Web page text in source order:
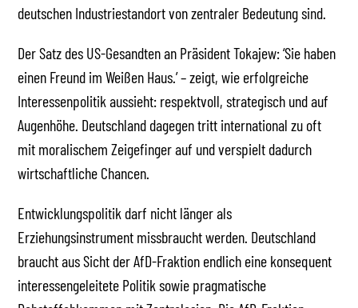
deutschen Industriestandort von zentraler Bedeutung sind.
Der Satz des US-Gesandten an Präsident Tokajew: ‘Sie haben
einen Freund im Weißen Haus.’ – zeigt, wie erfolgreiche
Interessenpolitik aussieht: respektvoll, strategisch und auf
Augenhöhe. Deutschland dagegen tritt international zu oft
mit moralischem Zeigefinger auf und verspielt dadurch
wirtschaftliche Chancen.
Entwicklungspolitik darf nicht länger als
Erziehungsinstrument missbraucht werden. Deutschland
braucht aus Sicht der AfD-Fraktion endlich eine konsequent
interessengeleitete Politik sowie pragmatische